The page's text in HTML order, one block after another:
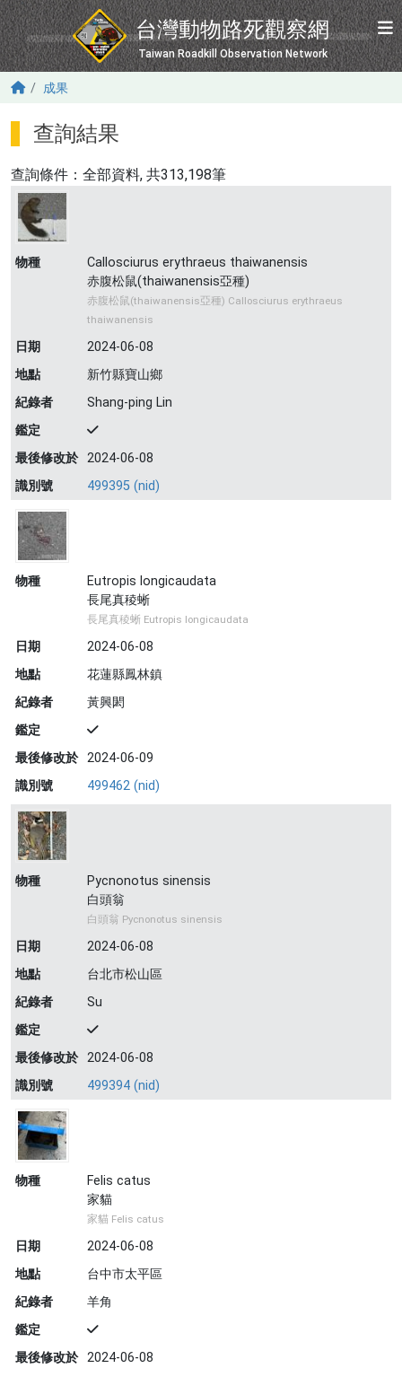
移至主內容
台灣動物路死觀察網
Taiwan Roadkill Observation Network
成果
查詢結果
查詢條件： 全部資料, 共313,198筆
物種
Callosciurus erythraeus thaiwanensis
赤腹松鼠(thaiwanensis亞種)
赤腹松鼠(thaiwanensis亞種) Callosciurus erythraeus
thaiwanensis
日期
2024-06-08
地點
新竹縣寶山鄉
紀錄者
Shang-ping Lin
鑑定
最後修改於 2024-06-08
識別號
499395 (nid)
物種
Eutropis longicaudata
長尾真稜蜥
長尾真稜蜥 Eutropis longicaudata
日期
2024-06-08
地點
花蓮縣鳳林鎮
紀錄者
黃興閎
鑑定
最後修改於 2024-06-09
識別號
499462 (nid)
物種
Pycnonotus sinensis
白頭翁
白頭翁 Pycnonotus sinensis
日期
2024-06-08
地點
台北市松山區
紀錄者
Su
鑑定
最後修改於 2024-06-08
識別號
499394 (nid)
物種
Felis catus
家貓
家貓 Felis catus
日期
2024-06-08
地點
台中市太平區
紀錄者
羊角
鑑定
最後修改於 2024-06-08